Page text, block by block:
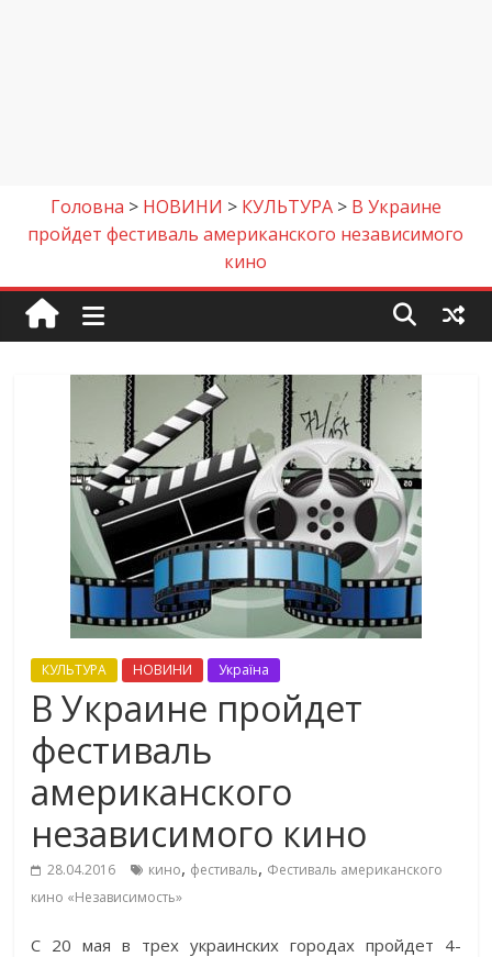
Головна > НОВИНИ > КУЛЬТУРА> В Украине
пройдет фестиваль американского независимого
кино
КУЛЬТУРА НОВИНИ Україна
В Украине пройдет
фестиваль
американского
независимого кино
28.04.2016 кино, фестиваль, Фестиваль американского
кино «Независимость»
С 20 мая в трех украинских городах пройдет 4-